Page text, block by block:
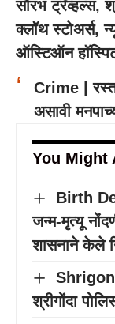
सौरभ ट्रॅव्हल्स,
क्लॉथ स्टोअर्स,
ऑस्टिऑन
Crime | रस्ता
असावी
You Might
Birth
जन्म-मृत्यू
शासनाने केले
श्रीगोंदा